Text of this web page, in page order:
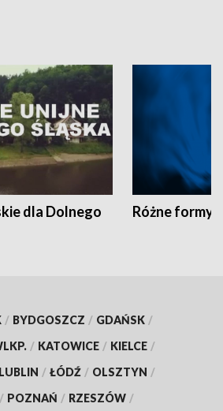
dla Dolnego
Różne formy
/ BYDGOSZCZ / GDAŃSK /
/ KATOWICE / KIELCE /
LUBLIN / ŁÓDŹ / OLSZTYN /
/ POZNAŃ / RZESZÓW /